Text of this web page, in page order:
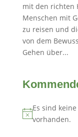
mit den richten
Menschen mit
zu reisen und
von dem
Gehen über...
Hinweis
Es sind
vorhanden.